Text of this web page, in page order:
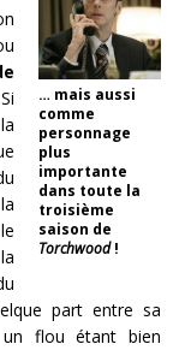
… mais aussi
comme
personnage
plus
importante
dans toute la
troisième
saison de
Torchwood!
part entre sa
flou étant bien